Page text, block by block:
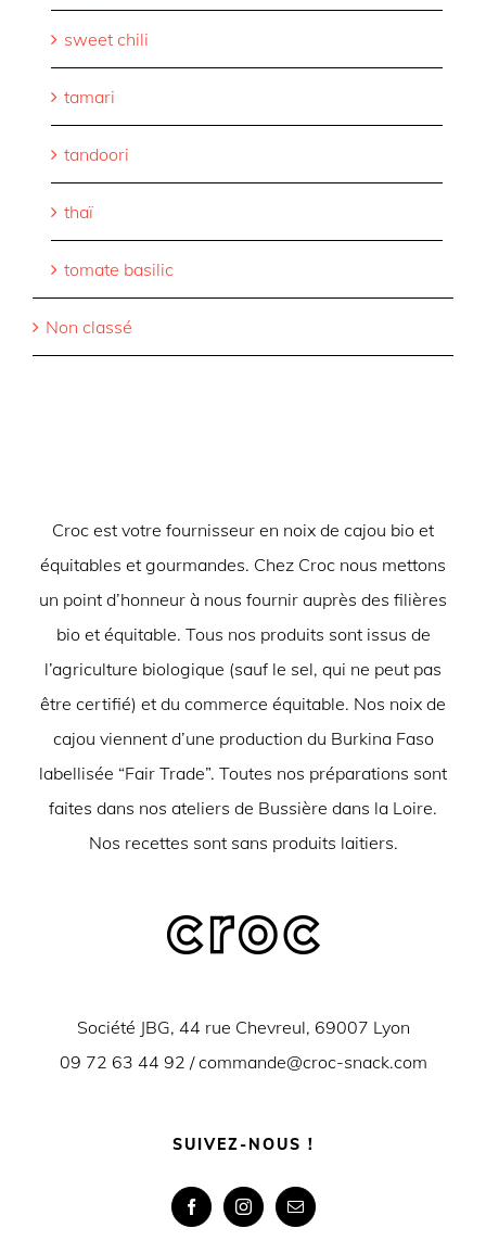
sweet chili
tamari
tandoori
thaï
tomate basilic
Non classé
Croc est votre fournisseur en noix de cajou bio et
équitables et gourmandes. Chez Croc nous mettons
un point d’honneur à nous fournir auprès des filières
bio et équitable. Tous nos produits sont issus de
l’agriculture biologique (sauf le sel, qui ne peut pas
être certifié) et du commerce équitable. Nos noix de
cajou viennent d’une production du Burkina Faso
labellisée “Fair Trade”. Toutes nos préparations sont
faites dans nos ateliers de Bussière dans la Loire.
Nos recettes sont sans produits laitiers.
Société JBG, 44 rue Chevreul, 69007 Lyon
09 72 63 44 92 /commande@croc-snack.com
SUIVEZ-NOUS !